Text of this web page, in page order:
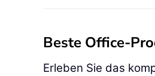
Beste Office-
Erleben Sie das